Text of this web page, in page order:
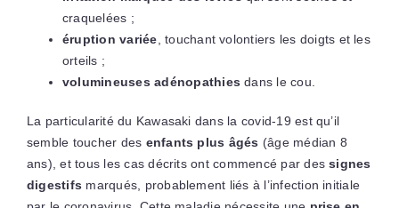
craquelées ;
éruption variée , touchant volontiers les doigts et les
orteils ;
volumineuses adénopathies dans le cou.
La particularité du Kawasaki dans la covid-19 est qu’il
semble toucher des enfants plus âgés (âge médian 8
ans), et tous les cas décrits ont commencé par dessignes
digestifs marqués, probablement liés à l’infection initiale